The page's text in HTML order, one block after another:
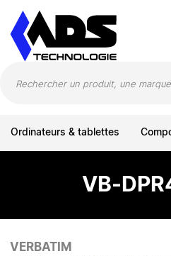
Ordinateurs & tablettes
VB-
VERBATIM